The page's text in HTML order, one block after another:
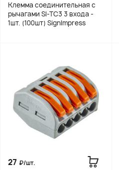
Клемма соединительная с
рычагами SI-TC3 3 входа -
1шт. (100шт) SignImpress
27 ₽/шт.